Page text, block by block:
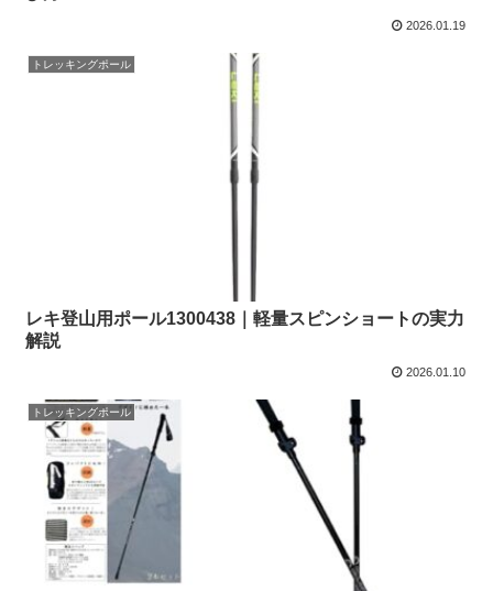
2026.01.19
トレッキングポール
レキ登山用ポール1300438｜軽量スピンショートの実力
解説
2026.01.10
トレッキングポール